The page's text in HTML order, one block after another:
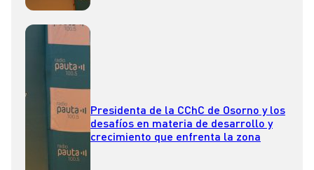
Presidenta de la CChC de Osorno y los
desafíos en materia de desarrollo y
crecimiento que enfrenta la zona